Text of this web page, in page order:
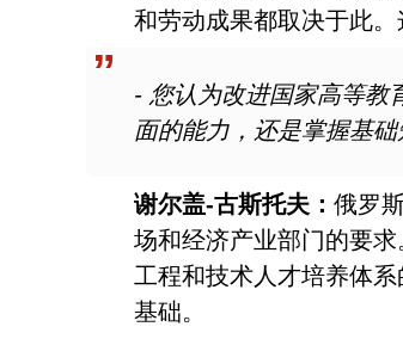
和劳动成果都取决于此。
- 您认为改进国家高等教
面的能力，还是掌握基础
谢尔盖-古斯托夫： 俄罗
场和经济产业部门的要
工程和技术人才培养体
基础。